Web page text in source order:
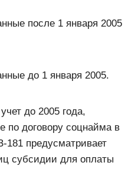
после 1 января 2005
до 1 января 2005.
до 2005 года,
по договору соцнайма в
181 предусматривает
субсидии для оплаты